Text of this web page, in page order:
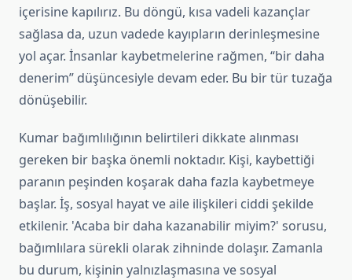
içerisine kapılırız. Bu döngü, kısa vadeli kazançlar
sağlasa da, uzun vadede kayıpların derinleşmesine
yol açar. İnsanlar kaybetmelerine rağmen, “bir daha
denerim” düşüncesiyle devam eder. Bu bir tür tuzağa
dönüşebilir.
Kumar bağımlılığının belirtileri dikkate alınması
gereken bir başka önemli noktadır. Kişi, kaybettiği
paranın peşinden koşarak daha fazla kaybetmeye
başlar. İş, sosyal hayat ve aile ilişkileri ciddi şekilde
etkilenir. 'Acaba bir daha kazanabilir miyim?' sorusu,
bağımlılara sürekli olarak zihninde dolaşır. Zamanla
bu durum, kişinin yalnızlaşmasına ve sosyal